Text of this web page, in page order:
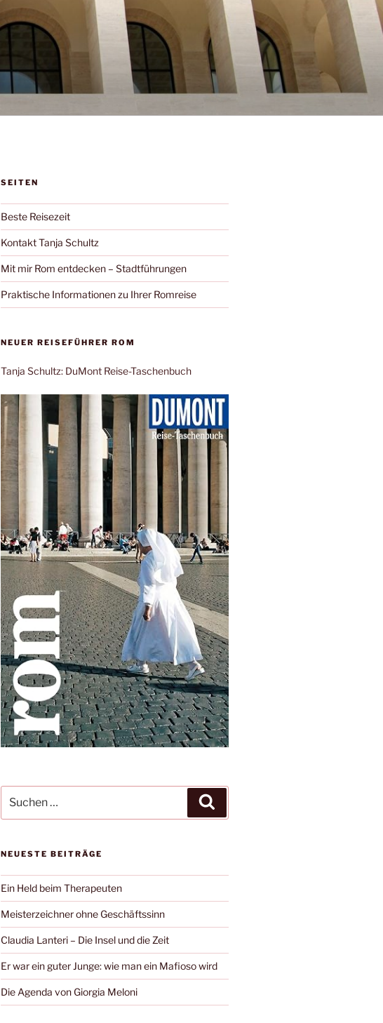
SEITEN
Beste Reisezeit
Kontakt Tanja Schultz
Mit mir Rom entdecken – Stadtführungen
Praktische Informationen zu Ihrer Romreise
NEUER REISEFÜHRER ROM
Tanja Schultz: DuMont Reise-Taschenbuch
nach:
NEUESTE BEITRÄGE
Ein Held beim Therapeuten
Meisterzeichner ohne Geschäftssinn
Claudia Lanteri – Die Insel und die Zeit
Er war ein guter Junge: wie man ein Mafioso wird
Die Agenda von Giorgia Meloni